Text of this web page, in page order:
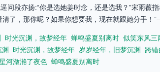
段亦扬:“你是选她姜时念，还是选我？”宋雨薇
了，那你呢？如果你想要我，现在就跟她分手！
时光沉渊，故梦经年 蝉鸣盛夏别离时 似笑东风三
时光沉渊，故梦经年 岁岁经年，旧梦沉渊
跨错
河潋滟了夜色 蝉鸣盛夏别离时